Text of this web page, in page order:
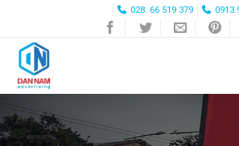
content
028. 66 519 379